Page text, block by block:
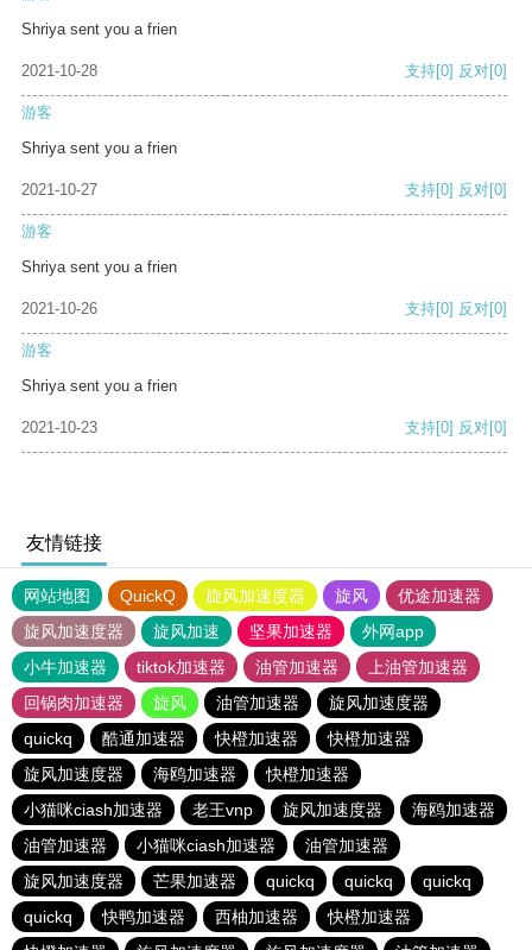
Shriya sent you a frien
2021-10-28 支持[0] 反对[0]
游客
Shriya sent you a frien
2021-10-27 支持[0] 反对[0]
游客
Shriya sent you a frien
2021-10-26 支持[0] 反对[0]
游客
Shriya sent you a frien
2021-10-23 支持[0] 反对[0]
友情链接
网站地图 QuickQ 旋风加速度器 旋风
优途加速器
旋风加速度器
旋风加速 坚果加速器
外网app
小牛加速器
tiktok加速器 油管加速器
上油管加速器
回锅肉加速器
旋风 油管加速器
旋风加速度器
quickq
酷通加速器 快橙加速器
快橙加速器
旋风加速度器
海鸥加速器
快橙加速器
小猫咪ciash加速器
老王vnp 旋风加速度器
海鸥加速器
油管加速器
小猫咪ciash加速器
油管加速器
旋风加速度器
芒果加速器 quickq quickq
quickq
quickq
快鸭加速器 西柚加速器
快橙加速器